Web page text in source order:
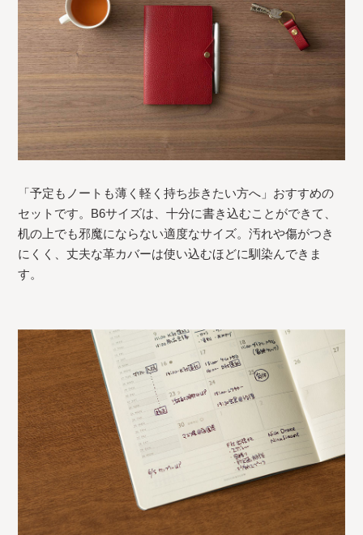
「予定もノートも薄く軽く持ち歩きたい方へ」おすすめの
セットです。B6サイズは、十分に書き込むことができて、
机の上でも邪魔にならない適度なサイズ。汚れや傷がつき
にくく、丈夫な革カバーは使い込むほどに馴染んできま
す。